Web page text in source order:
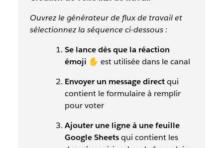
Ouvrez le générateur de flux de travail et
sélectionnez la séquence ci-dessous :
Se lance dès que la réaction
émoji ✋ est utilisée dans le canal
Envoyer un message directqui
contient le formulaire à remplir
pour voter
Ajouter une ligne à une feuille
Google Sheetsqui contient les